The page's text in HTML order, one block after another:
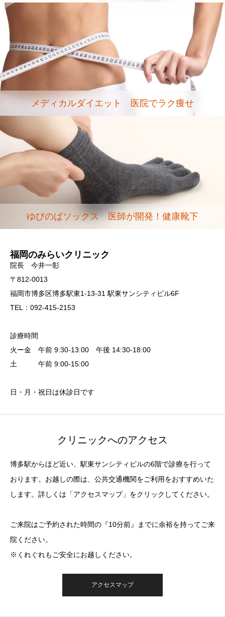
メディカルダイエット 医院でラク痩せ
ゆびのばソックス 医師が開発！健康靴下
福岡のみらいクリニック
院長 今井一彰
〒812-0013
福岡市博多区博多駅東1-13-31 駅東サンシティビル6F
TEL：092-415-2153
診療時間
火ー金 午前 9:30-13:00 午後 14:30-18:00
土 午前 9:00-15:00
日・月・祝日は休診日です
クリニックへのアクセス
博多駅からほど近い、駅東サンシティビルの6階で診療を行って
おります。お越しの際は、公共交通機関をご利用をおすすめいた
します。詳しくは「アクセスマップ」をクリックしてください。
ご来院はご予約された時間の『10分前』までに余裕を持ってご来
院ください。
※くれぐれもご安全にお越しください。
アクセスマップ